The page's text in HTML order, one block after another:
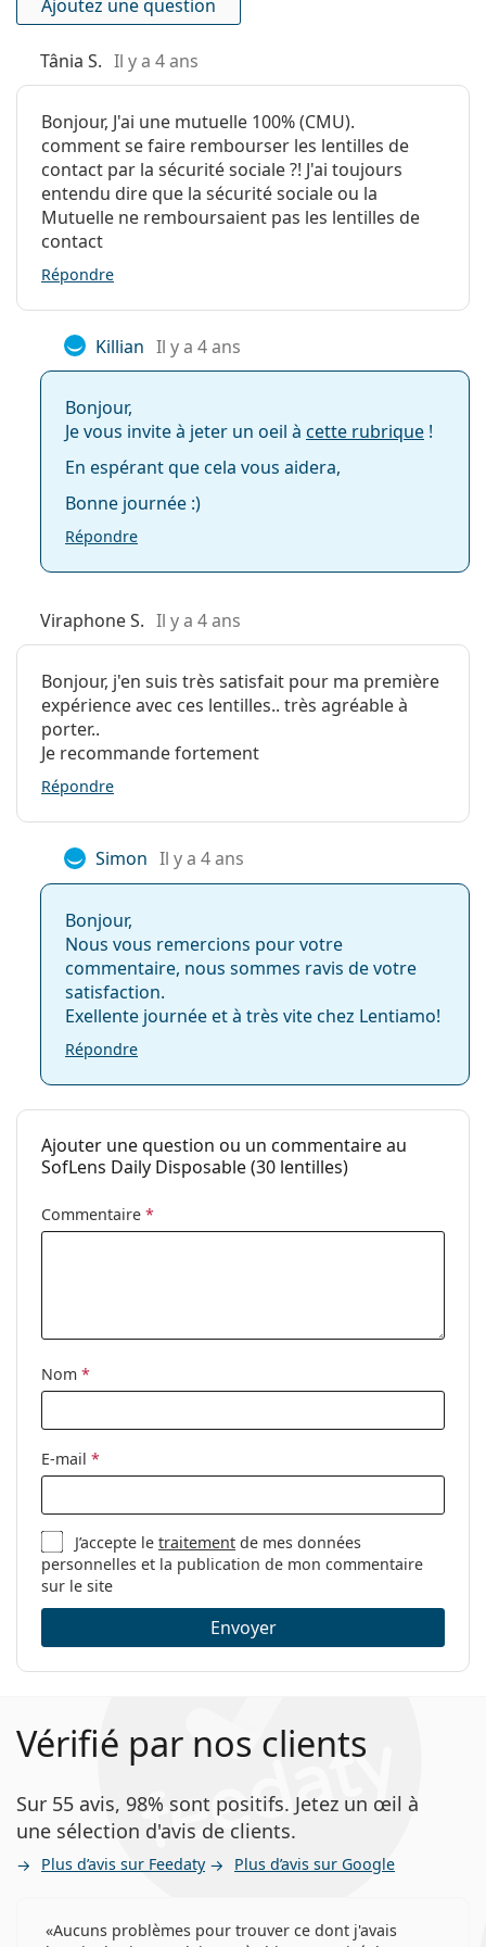
A qui s'adressent les lentilles
journalières SofLens ?
Pour la performance et le confort, les lentilles
journalières SofLens sont un excellent choix. Elles
conviennent aux personnes qui:
ont une myopie (courte vue) ou une hypermétropie
(longue vue)
veulent une lentille jetable quotidienne qui ne
nécessite pas d'entretien quotidien
préfèrent un horaire de port quotidien
ne portent des lentilles de contact
qu'occasionnellement
Pendant combien de temps pouvez-vous porter
les SofLens Daily Disposable ?
Que se passe-t-il si vous portez des lentilles de
journée ?
Peut-on dormir avec des lentilles de contact
SofLens Daily Disposable ?
Les lentilles de contact journalières sont-elles
meilleures pour mes yeux ?
pendant deux jours ?
Quelle est la différence entre les SofLens Daily
Disposable 30-pack, 90-pack et 180-pack ?
Autres lentilles de contact journalières
Vendu le plus souvent avec les collyres
avant l'utilisation.
Filtre UV:
Non
Non
Utilisation
Expiration:
Au moins 12 mois
manipulation:
Oui
dormir avec ces
lentilles:
endroit/envers:
Paquet
Fabriquant:
Bausch & Lomb
30
90 g
Lentilles de contact
Lentilles sphériques et asphériques
Ajoutez une question
Tânia S. Il y a 4 ans
Bonjour, J'ai une mutuelle 100% (CMU).
comment se faire rembourser les lentilles de
contact par la sécurité sociale ?! J'ai toujours
entendu dire que la sécurité sociale ou la
Mutuelle ne remboursaient pas les lentilles de
contact
Répondre
Killian Il y a 4 ans
Bonjour,
Je vous invite à jeter un oeil à cette rubrique !
En espérant que cela vous aidera,
Bonne journée :)
Répondre
Viraphone S. Il y a 4 ans
Bonjour, j'en suis très satisfait pour ma première
expérience avec ces lentilles.. très agréable à
porter..
Je recommande fortement
Répondre
Simon Il y a 4 ans
Bonjour,
Nous vous remercions pour votre
commentaire, nous sommes ravis de votre
satisfaction.
Exellente journée et à très vite chez Lentiamo!
Répondre
Ajouter une question ou un commentaire au
SofLens Daily Disposable (30 lentilles)
Commentaire *
Nom *
E-mail *
J’accepte letraitement de mes données
personnelles et la publication de mon commentaire
sur le site
Envoyer
Vérifié par nos clients
Sur 55 avis, 98% sont positifs. Jetez un œil à
une sélection d'avis de clients.
Plus d’avis sur Feedaty Plus d’avis sur Google
Aucuns problèmes pour trouver ce dont j'avais